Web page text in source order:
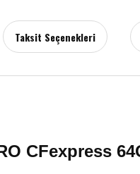
Taksit Seçenekleri
CFexpress